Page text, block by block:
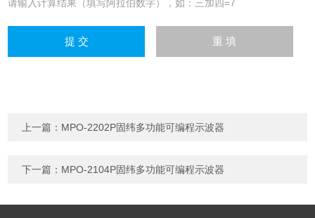
请输入计算结果（填写阿拉伯数字），如：三加四=7
上一篇： MPO-2202P固纬多功能可编程示波器
下一篇： MPO-2104P固纬多功能可编程示波器